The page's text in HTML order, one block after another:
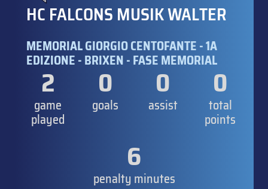
HC FALCONS MUSIK WALTER
MEMORIAL GIORGIO CENTOFANTE - 1A
EDIZIONE - BRIXEN - FASE MEMORIAL
2
game
played
0
goals
0
assist
0
total
points
6
penalty minutes